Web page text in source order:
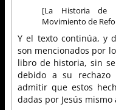
[La Historia de
Movimiento de
Y el texto continúa, y
son mencionados por
libro de historia, sin
debido a su
admitir que estos
dadas por Jesús mismo